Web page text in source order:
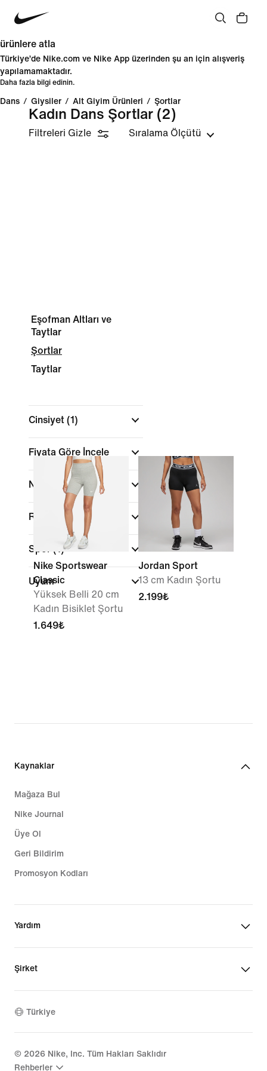
ürünlere atla
Türkiye’de Nike.com ve Nike App üzerinden şu an için alışveriş
yapılamamaktadır.
Daha fazla bilgi edinin.
Dans / Giysiler / Alt Giyim Ürünleri / Şortlar
Kadın Dans Şortlar (2)
Filtreleri Gizle Sıralama Ölçütü
Eşofman Altları ve
Taytlar
Şortlar
Taytlar
Cinsiyet (1)
Fiyata Göre İncele
Numara/Beden
Renk
Spor (1)
Uyum
Nike Sportswear
Classic
Yüksek Belli 20 cm
Kadın Bisiklet Şortu
1.649₺
Jordan Sport
13 cm Kadın Şortu
2.199₺
Kaynaklar
Mağaza Bul
Nike Journal
Üye Ol
Geri Bildirim
Promosyon Kodları
Yardım
Şirket
Türkiye
© 2026 Nike, Inc. Tüm Hakları Saklıdır
Rehberler